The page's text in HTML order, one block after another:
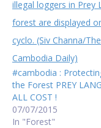
#cambodia :
the Forest PREY
ALL COST !
07/07/2015
In "Forest"